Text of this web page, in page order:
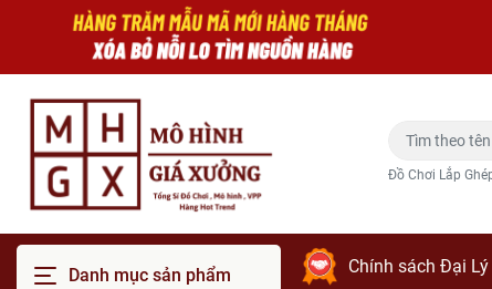
Đồ Chơi Lắp
Danh mục sản phẩm Chính sách Đại Lý